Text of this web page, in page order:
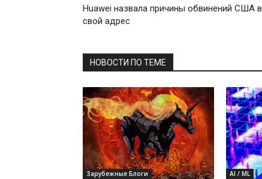
Huawei назвала причины обвинений США в
свой адрес
НОВОСТИ ПО ТЕМЕ
Зарубежные Блоги AI / ML